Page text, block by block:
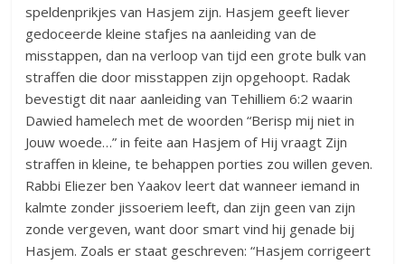
speldenprikjes van Hasjem zijn. Hasjem geeft liever
gedoceerde kleine stafjes na aanleiding van de
misstappen, dan na verloop van tijd een grote bulk van
straffen die door misstappen zijn opgehoopt. Radak
bevestigt dit naar aanleiding van Tehilliem 6:2 waarin
Dawied hamelech met de woorden “Berisp mij niet in
Jouw woede…” in feite aan Hasjem of Hij vraagt Zijn
straffen in kleine, te behappen porties zou willen geven.
Rabbi Eliezer ben Yaakov leert dat wanneer iemand in
kalmte zonder jissoeriem leeft, dan zijn geen van zijn
zonde vergeven, want door smart vind hij genade bij
Hasjem. Zoals er staat geschreven: “Hasjem corrigeert